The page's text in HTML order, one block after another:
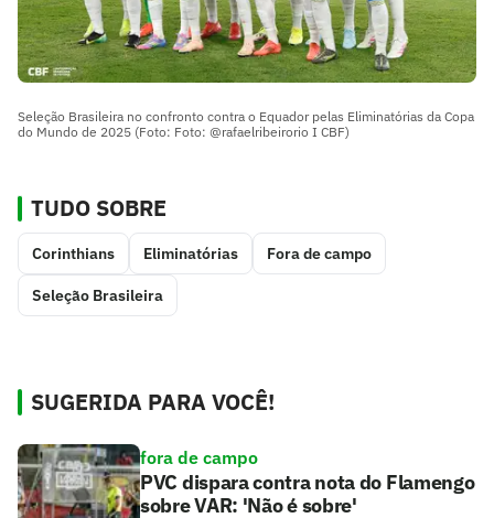
Seleção Brasileira no confronto contra o Equador pelas Eliminatórias da Copa
do Mundo de 2025 (Foto: Foto: @rafaelribeirorio I CBF)
TUDO SOBRE
Corinthians Eliminatórias Fora de campo
Seleção Brasileira
SUGERIDA PARA VOCÊ!
fora de campo
PVC dispara contra nota do Flamengo
sobre VAR: 'Não é sobre'